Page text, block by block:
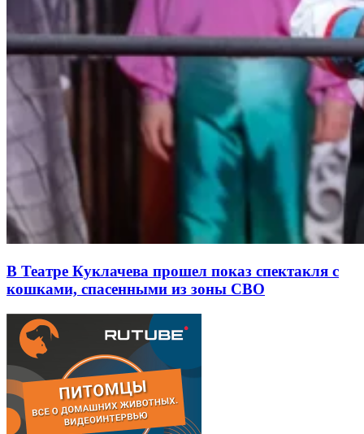
В Театре Куклачева прошел показ спектакля с
кошками, спасенными из зоны СВО